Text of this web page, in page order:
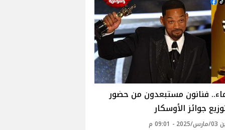
فنانون مستبعدون من حضور
جوائز الأوسكار
م